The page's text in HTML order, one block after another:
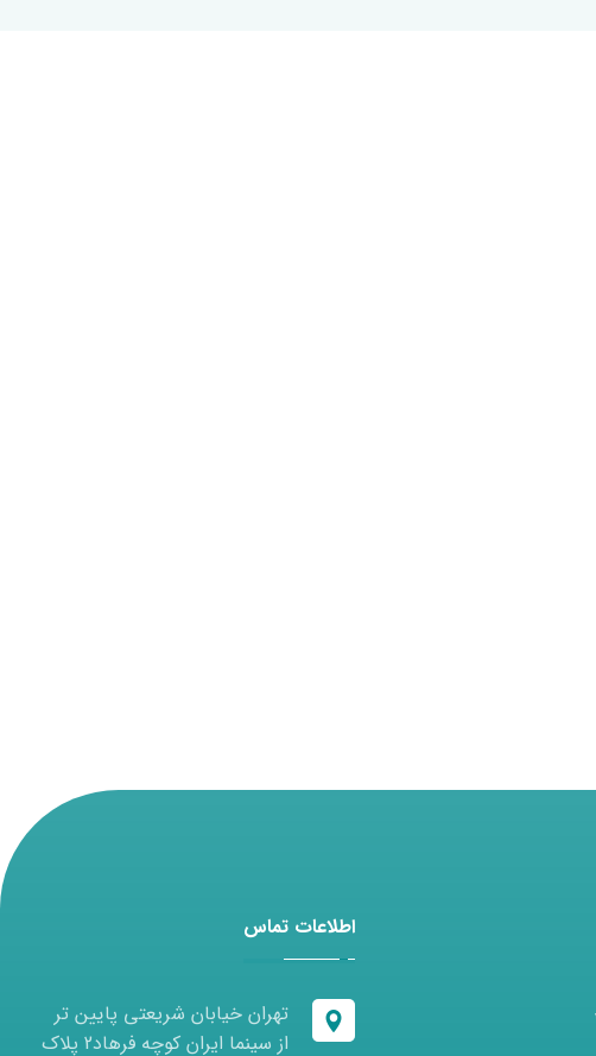
اطلاعات تماس
تهران خیابان شریعتی پایین تر
از سینما ایران کوچه فرهاد2 پلاک